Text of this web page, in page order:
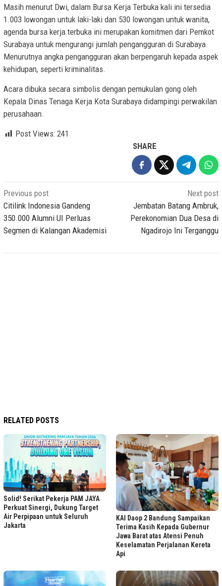
Masih menurut Dwi, dalam Bursa Kerja Terbuka kali ini tersedia
1.003 lowongan untuk laki-laki dan 530 lowongan untuk wanita,
agenda bursa kerja terbuka ini merupakan komitmen dari Pemkot
Surabaya untuk mengurangi jumlah pengangguran di Surabaya.
Menurutnya angka pengangguran akan berpengaruh kepada aspek
kehidupan, seperti kriminalitas.
Acara dibuka secara simbolis dengan pemukulan gong oleh
Kepala Dinas Tenaga Kerja Kota Surabaya didampingi perwakilan
perusahaan.
Post Views: 241
SHARE
Post
navigation
Previous post
Citilink Indonesia Gandeng
350.000 Alumni UI Perluas
Segmen di Kalangan Akademisi
Next post
Jembatan Batang Ambruk,
Perekonomian Dua Desa di
Ngadirojo Ini Terganggu
RELATED POSTS
Solid! Serikat Pekerja PAM JAYA
Perkuat Sinergi, Dukung Target
Air Perpipaan untuk Seluruh
Jakarta
KAI Daop 2 Bandung Sampaikan
Terima Kasih Kepada Gubernur
Jawa Barat atas Atensi Penuh
Keselamatan Perjalanan Kereta
Api